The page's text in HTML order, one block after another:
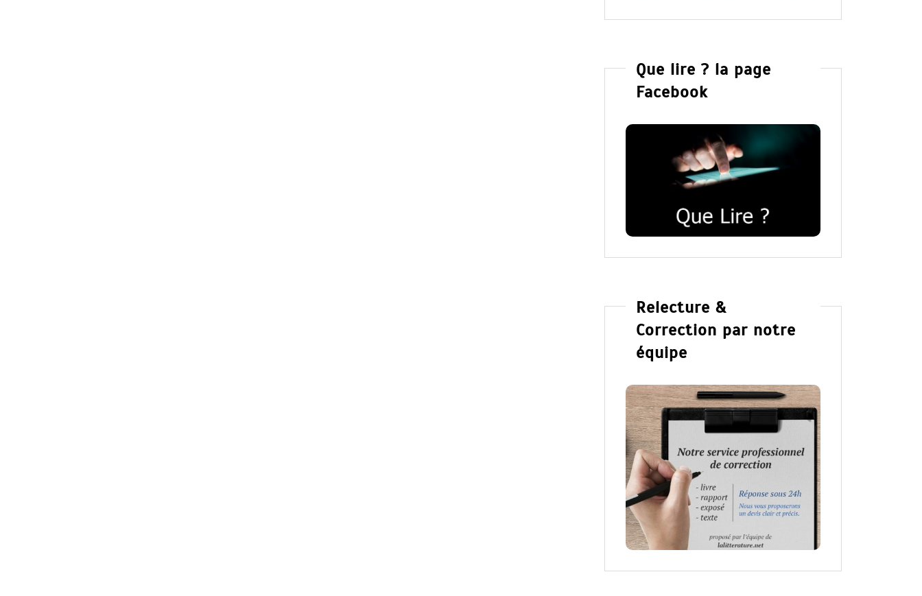
Que lire ? la page
Facebook
Relecture &
Correction par notre
équipe